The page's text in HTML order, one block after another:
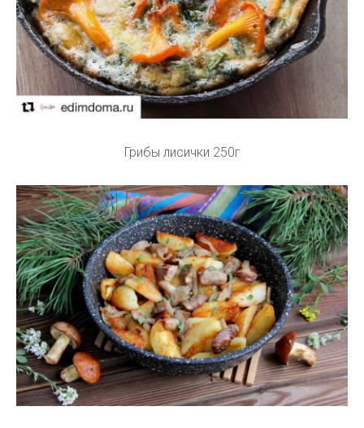
Грибы лисички 250г